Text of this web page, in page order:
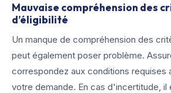
Mauvaise compréhension des
d’éligibilité
Un manque de compréhension des
peut également poser problème.
correspondez aux conditions requises
votre demande. En cas d'incertitude, il